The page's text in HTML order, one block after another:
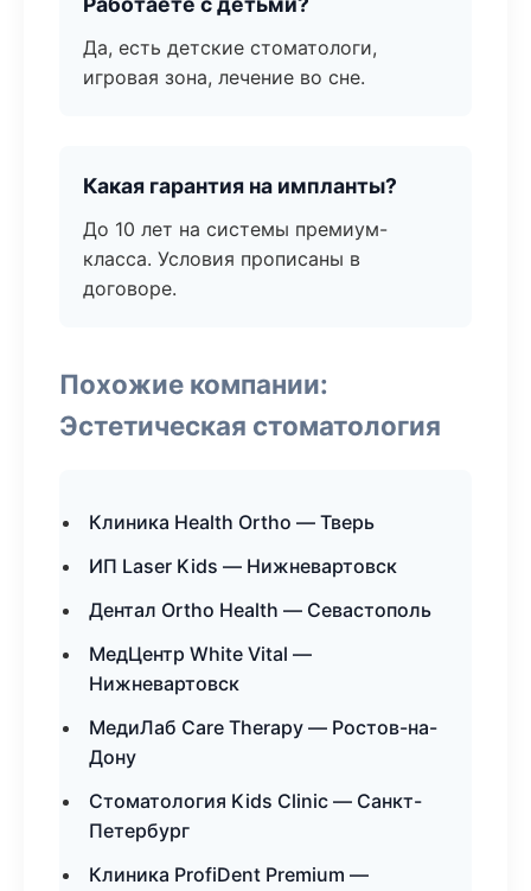
Да, есть детские стоматологи,
игровая зона, лечение во сне.
Какая гарантия на импланты?
До 10 лет на системы премиум-
класса. Условия прописаны в
договоре.
Похожие компании:
Эстетическая стоматология
Клиника Health Ortho — Тверь
ИП Laser Kids — Нижневартовск
Дентал Ortho Health — Севастополь
МедЦентр White Vital —
Нижневартовск
МедиЛаб Care Therapy — Ростов-на-
Дону
Стоматология Kids Clinic — Санкт-
Петербург
Клиника ProfiDent Premium —